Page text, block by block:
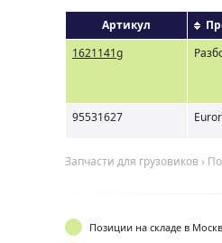
Артикул
1621141g
95531627
Запчасти для грузовиков ›
Позиции на складе в